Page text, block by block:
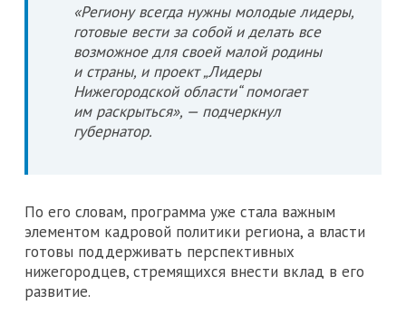
«Региону всегда нужны молодые лидеры,
готовые вести за собой и делать все
возможное для своей малой родины
и страны, и проект „Лидеры
Нижегородской области“ помогает
им раскрыться», — подчеркнул
губернатор.
По его словам, программа уже стала важным
элементом кадровой политики региона, а власти
готовы поддерживать перспективных
нижегородцев, стремящихся внести вклад в его
развитие.